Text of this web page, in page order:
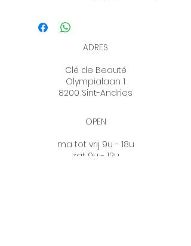
pure ingrediënten waaronder Aloë
Vera, Ginkgo en vitamine E.
Bruin zonder zonwas nog nooit
zo makkelijk! Detanning
eenvoudig aan te brengen met
onze Glove en Brushes en zorgt
voor een gezonde, natuurlijke
ADRES
Clé de Beauté
Olympialaan 1
8200 Sint-Andries
OPEN
ma tot vrij 9u - 18u
zat 9u - 12u